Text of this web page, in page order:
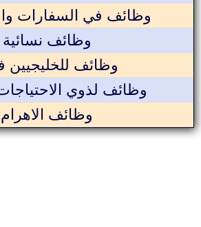
وظائف في السفارات
وظائف نسائية
وظائف للخليجيين
وظائف لذوي
وظائف الاهرام